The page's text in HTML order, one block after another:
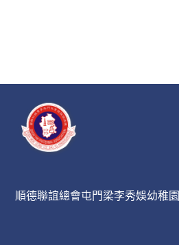
順德聯誼總會屯門梁李秀娛幼稚園